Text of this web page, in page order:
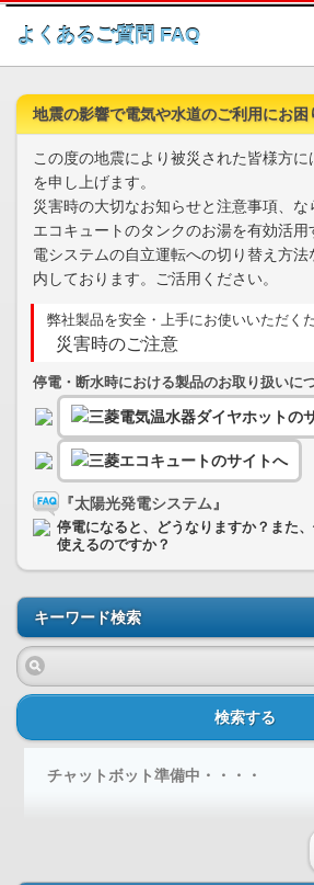
このページの本文へ
よくあるご質問 FAQ
地震の影響で電気や水道のご利用にお困
この度の地震により被災された皆様方
を申し上げます。
災害時の大切なお知らせと注意事項、
エコキュートのタンクのお湯を有効活用
電システムの自立運転への切り替え方法
内しております。ご活用ください。
弊社製品を安全・上手にお使いいただく
災害時のご注意
停電・断水時における製品のお取り扱いに
『太陽光発電システム』
停電になると、どうなりますか？また
使えるのですか？
キーワード検索
検索する
チャットボット準備中・・・・